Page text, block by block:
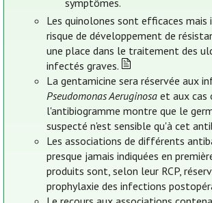
symptômes.
Les quinolones sont efficaces mais
risque de développement de
une place dans le traitement des
infectés graves.
La gentamicine sera réservée aux
Pseudomonas Aeruginosa et aux cas
l'antibiogramme montre que le
suspecté n'est sensible qu'à cet
Les associations de différents
presque jamais indiquées en
produits sont, selon leur RCP,
prophylaxie des infections